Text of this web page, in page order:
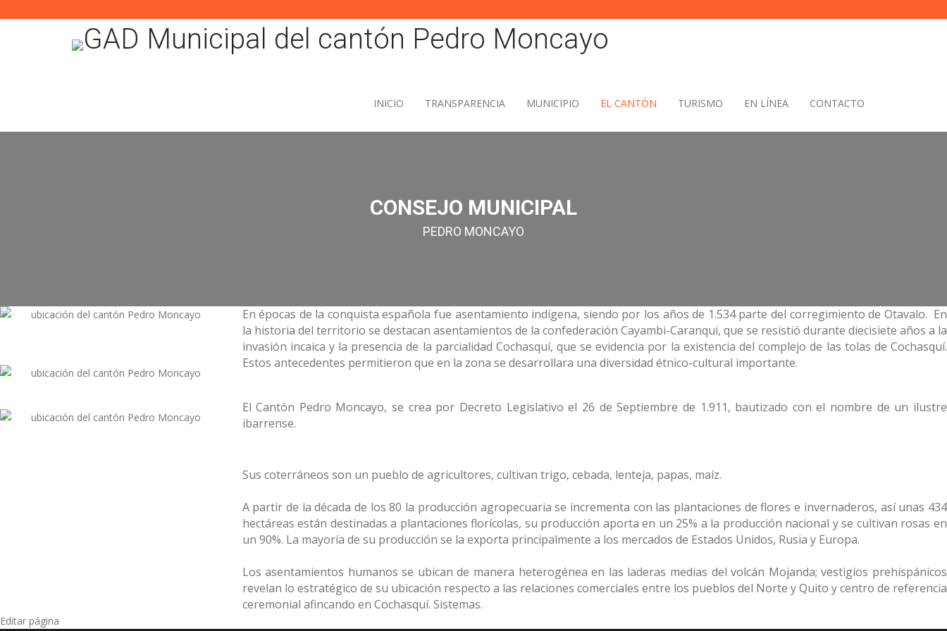
INICIO TRANSPARENCIA MUNICIPIO EL CANTÓN TURISMO EN LÍNEA CONTACTO
CONSEJO MUNICIPAL
PEDRO MONCAYO
En épocas de la conquista española fue asentamiento indígena, siendo por los años de 1.534 parte del corregimiento de Otavalo. En
la historia del territorio se destacan asentamientos de la confederación Cayambi-Caranqui, que se resistió durante diecisiete años a la
invasión incaica y la presencia de la parcialidad Cochasquí, que se evidencia por la existencia del complejo de las tolas de Cochasquí.
Estos antecedentes permitieron que en la zona se desarrollara una diversidad étnico-cultural importante.
El Cantón Pedro Moncayo, se crea por Decreto Legislativo el 26 de Septiembre de 1.911, bautizado con el nombre de un ilustre
ibarrense.
Sus coterráneos son un pueblo de agricultores, cultivan trigo, cebada, lenteja, papas, maíz.
A partir de la década de los 80 la producción agropecuaria se incrementa con las plantaciones de flores e invernaderos, así unas 434
hectáreas están destinadas a plantaciones florícolas, su producción aporta en un 25% a la producción nacional y se cultivan rosas en
un 90%. La mayoría de su producción se la exporta principalmente a los mercados de Estados Unidos, Rusia y Europa.
Los asentamientos humanos se ubican de manera heterogénea en las laderas medias del volcán Mojanda; vestigios prehispánicos
revelan lo estratégico de su ubicación respecto a las relaciones comerciales entre los pueblos del Norte y Quito y centro de referencia
ceremonial afincando en Cochasquí. Sistemas.
Editar página